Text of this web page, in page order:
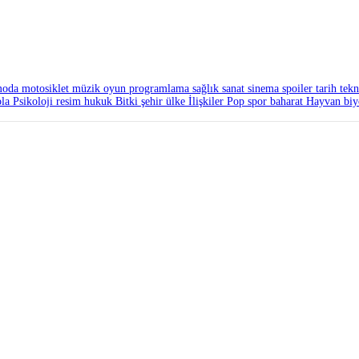
motosiklet müzik oyun programlama sağlık sanat sinema spoiler tarih
Psikoloji resim hukuk Bitki şehir ülke İlişkiler Pop spor baharat Hayvan